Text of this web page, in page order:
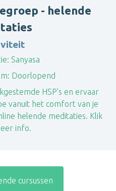
- helende
Sanyasa
Doorlopend
HSP's en ervaar
vanuit het comfort van je
helende meditaties. Klik
info.
cursussen